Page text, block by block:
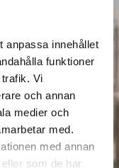
anpassa innehållet
funktioner
Vi
och annan
medier och
med.
med annan
som de har